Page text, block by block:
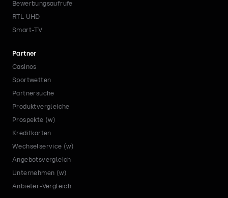
Bewerbungsaufrufe
RTL UHD
Smart-TV
Partner
Casinos
Sportwetten
Partnersuche
Produktvergleiche
Prospekte (w)
Kreditkarten
Wechselservice (w)
Angebotsvergleich
Unternehmen (w)
Anbieter-Vergleich